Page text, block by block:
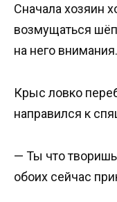
Сначала хозяин
возмущаться
на него внимания.
Крыс ловко
направился к
— Ты что
обоих сейчас